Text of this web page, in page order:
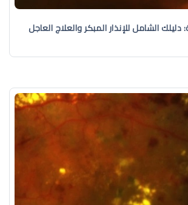
الشامل للإنذار المبكر والعلاج العاجل